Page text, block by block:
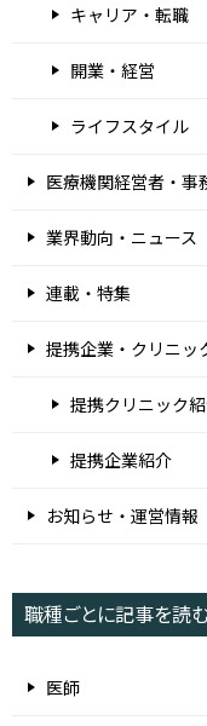
キャリア・転職
開業・経営
ライフスタイル
医療機関経営者・事
業界動向・ニュース
連載・特集
提携企業・クリニッ
提携クリニック
提携企業紹介
お知らせ・運営情報
職種ごとに記事を読
医師